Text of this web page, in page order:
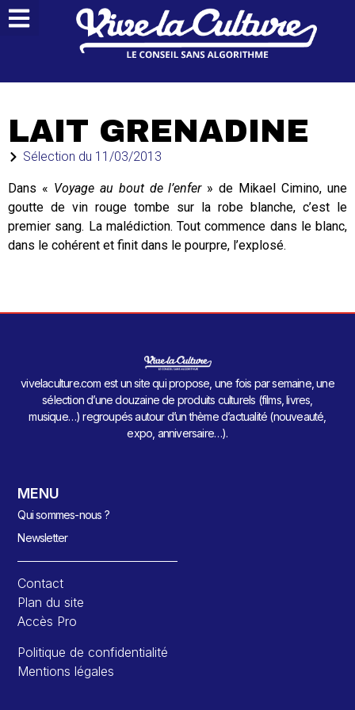
LAIT GRENADINE
Sélection du 11/03/2013
Dans « Voyage au bout de l’enfer» de Mikael Cimino, une
goutte de vin rouge tombe sur la robe blanche, c’est le
premier sang. La malédiction. Tout commence dans le blanc,
dans le cohérent et finit dans le pourpre, l’explosé.
vivelaculture.com est un site qui propose, une fois par semaine, une
sélection d’une douzaine de produits culturels (films, livres,
musique…) regroupés autour d’un thème d’actualité (nouveauté,
expo, anniversaire…).
MENU
Qui sommes-nous ?
Newsletter
Contact
Plan du site
Accès Pro
Politique de confidentialité
Mentions légales